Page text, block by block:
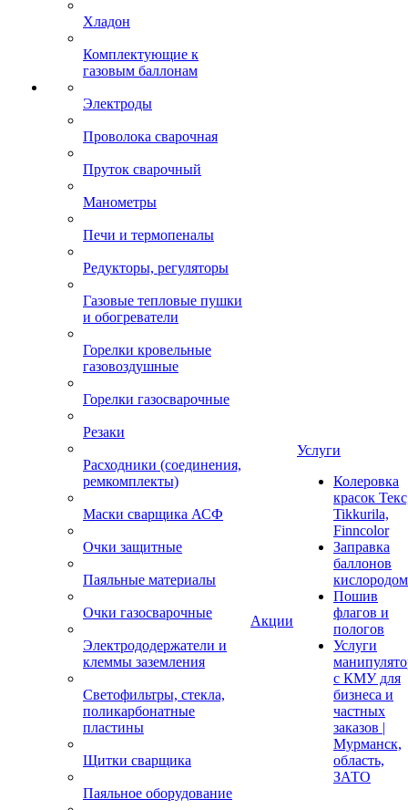
Хладон
Комплектующие к
газовым баллонам
Электроды
Проволока сварочная
Пруток сварочный
Манометры
Печи и термопеналы
Редукторы, регуляторы
Газовые тепловые пушки
и обогреватели
Горелки кровельные
газовоздушные
Горелки газосварочные
Резаки
Расходники (соединения,
ремкомплекты)
Маски сварщика АСФ
Очки защитные
Паяльные материалы
Очки газосварочные
Электрододержатели и
клеммы заземления
Светофильтры, стекла,
поликарбонатные
пластины
Щитки сварщика
Паяльное оборудование
Акции
Услуги
Колеровка
красок
Tikkurila,
Finncolor
Заправка
баллонов
кислородом
Пошив
флагов и
пологов
Услуги
с КМУ для
бизнеса и
частных
заказов |
Мурманск,
область,
ЗАТО